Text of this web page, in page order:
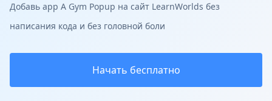
Добавь app A Gym Popup на сайт LearnWorlds без
написания кода и без головной боли
Начать бесплатно